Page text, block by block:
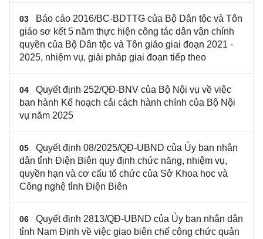
03
Báo cáo 2016/BC-BDTTG của Bộ Dân tộc và Tôn
giáo sơ kết 5 năm thực hiện công tác dân vận chính
quyền của Bộ Dân tộc và Tôn giáo giai đoạn 2021 -
2025, nhiệm vụ, giải pháp giai đoạn tiếp theo
04
Quyết định 252/QĐ-BNV của Bộ Nội vụ về việc
ban hành Kế hoạch cải cách hành chính của Bộ Nội
vụ năm 2025
05
Quyết định 08/2025/QĐ-UBND của Ủy ban nhân
dân tỉnh Điện Biên quy định chức năng, nhiệm vụ,
quyền hạn và cơ cấu tổ chức của Sở Khoa học và
Công nghệ tỉnh Điện Biên
06
Quyết định 2813/QĐ-UBND của Ủy ban nhân dân
tỉnh Nam Định về việc giao biên chế công chức quản